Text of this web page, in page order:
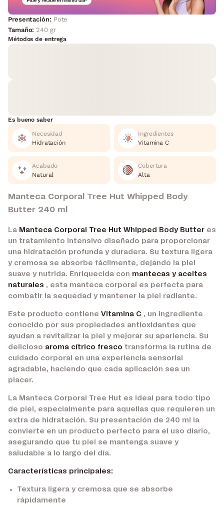
Presentación: Pote
Tamaño: 240 gr
Métodos de entrega
Es bueno saber
Necesidad
Hidratación
Ingredientes
Vitamina C
Acabado
Natural
Cobertura
Alta
Manteca Corporal Tree Hut Whipped Body
Butter 240 ml
La Manteca Corporal Tree Hut Whipped Body Butter es
un tratamiento intensivo diseñado para proporcionar
una hidratación profunda y duradera. Su textura ligera
y cremosa se absorbe fácilmente, dejando la piel
suave y nutrida. Enriquecida con mantecas y aceites
naturales , esta manteca corporal es perfecta para
combatir la sequedad y mantener la piel radiante.
Este producto contiene Vitamina C , un ingrediente
conocido por sus propiedades antioxidantes que
ayudan a revitalizar la piel y mejorar su apariencia. Su
delicioso aroma cítrico fresco transforma la rutina de
cuidado corporal en una experiencia sensorial
agradable, haciendo que cada aplicación sea un
placer.
La Manteca Corporal Tree Hut es ideal para todo tipo
de piel, especialmente para aquellas que requieren un
extra de hidratación. Su presentación de 240 ml la
convierte en un producto perfecto para el uso diario,
asegurando que tu piel se mantenga suave y
saludable a lo largo del día.
Características principales:
Textura ligera y cremosa que se absorbe
rápidamente